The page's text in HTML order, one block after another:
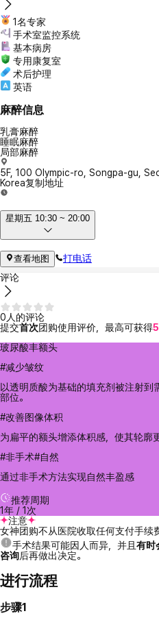
1名专家
手术室监控系统
基本病房
专用康复室
术后护理
英语
麻醉信息
乳膏麻醉
睡眠麻醉
局部麻醉
5F, 100 Olympic-ro, Songpa-gu,
Korea复制地址
星期五 10:30 ~ 20:00
查看地图
打电话
评论
0人的评论
提交首次团购使用评价，最高可获得
玻尿酸丰额头
#减少皱纹
以透明质酸为基础的填充剂被注射到
部位。
#改善图像体积
为扁平的额头增添体积感，使其轮廓
#非手术#自然
通过非手术方法实现自然丰盈感
推荐周期
1年 / 1次
注意
女神团购不从医院收取任何支付手续
手术结果可能因人而异，并且 有时
咨询后再做出决定。
进行流程
步骤1